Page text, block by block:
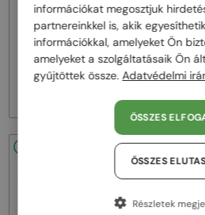
Dita—Napszemüvegek
MACH ONE DRX-2030 TITANIUM -
W - 59
62
információkat megosztjuk
partnereinkkel is, akik
információkkal, amelyeket Ön
amelyeket a szolgáltatásaik Ön
gyűjtöttek össze.Adatvédelmi
ÖSSZES
ÖSSZES
Részletek